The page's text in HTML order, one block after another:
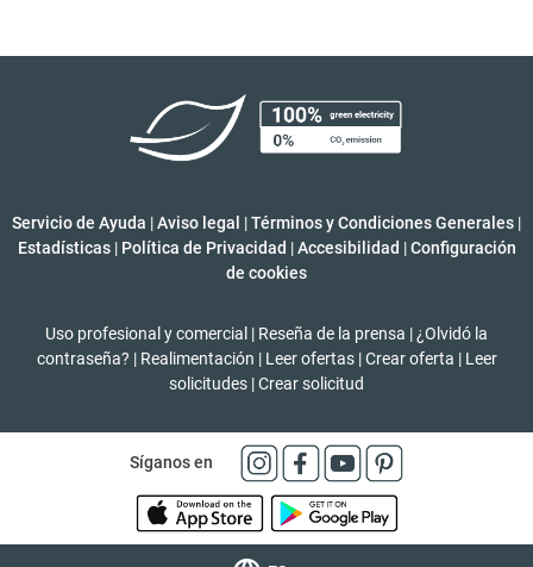
Servicio de Ayuda |Aviso legal |Términos y Condiciones Generales |
Estadísticas | Política de Privacidad | Accesibilidad | Configuración
de cookies
Uso profesional y comercial | Reseña de la prensa | ¿Olvidó la
contraseña? | Realimentación | Leer ofertas | Crear oferta | Leer
solicitudes |Crear solicitud
Síganos en